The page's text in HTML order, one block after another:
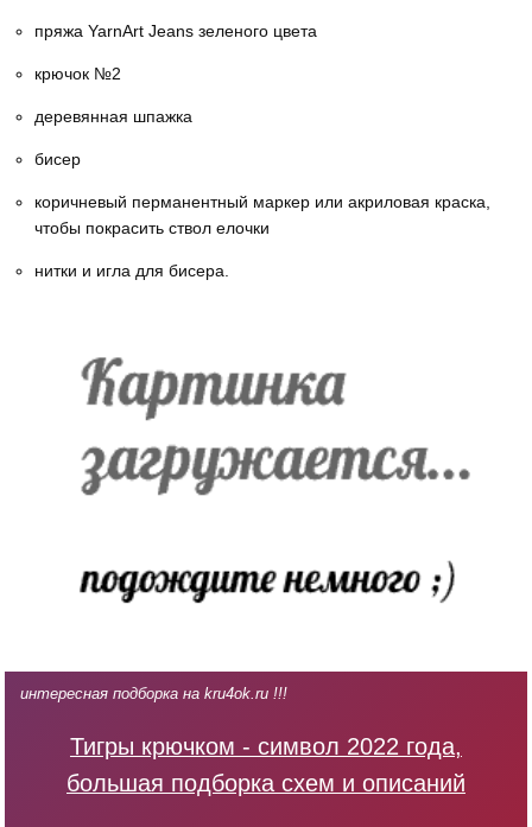
пряжа YarnArt Jeans зеленого цвета
крючок №2
деревянная шпажка
бисер
коричневый перманентный маркер или акриловая краска,
чтобы покрасить ствол елочки
нитки и игла для бисера.
интересная подборка на kru4ok.ru !!!
Тигры крючком - символ 2022 года,
большая подборка схем и описаний